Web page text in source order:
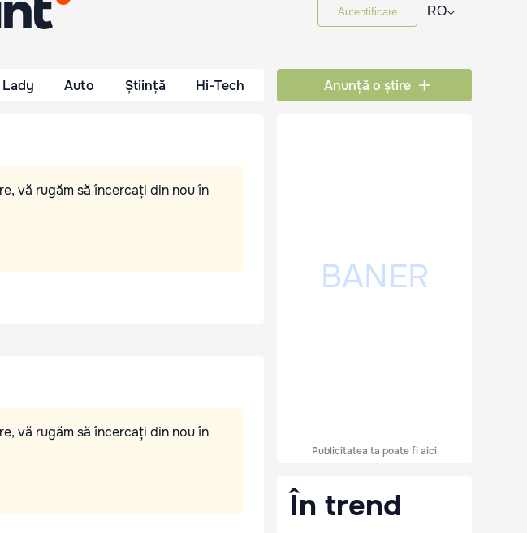
Autentificare RO⌵
Lady Auto Știință Hi-Tech Anunță o știre
vă rugăm să încercați din nou în
vă rugăm să încercați din nou în
Publicitatea ta poate fi aici
În trend